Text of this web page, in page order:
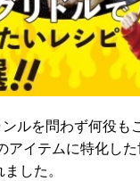
ルを問わず何役
イテムに特化し
した。